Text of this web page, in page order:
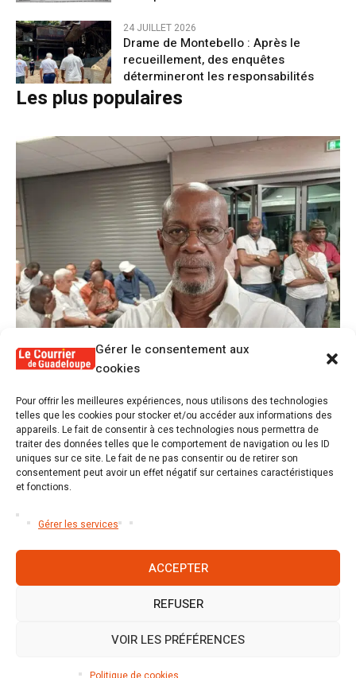
Gérer le consentement aux
cookies
Pour offrir les meilleures expériences, nous utilisons des technologies
telles que les cookies pour stocker et/ou accéder aux informations des
appareils. Le fait de consentir à ces technologies nous permettra de
traiter des données telles que le comportement de navigation ou les ID
uniques sur ce site. Le fait de ne pas consentir ou de retirer son
consentement peut avoir un effet négatif sur certaines caractéristiques
et fonctions.
Gérer les services
ACCEPTER
REFUSER
VOIR LES PRÉFÉRENCES
24 JUILLET 2026
Drame de Montebello : Après le
recueillement, des enquêtes
détermineront les responsabilités
Les plus populaires
1 Alex Lollia : « Cédric Cornet développait
une forme de populisme qui aurait pu se
transformer en macoutisme »
2
Nous contacter
Politique de cookies (UE)